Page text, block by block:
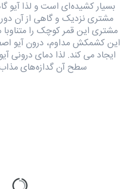
بسیار کشیده‌ای است و لذا آیو
مشتری نزدیک و گاهی از آن
مشتری این قمر کوچک را
این کشمکش مداوم، درون آیو
ایجاد می کند. لذا دمای درونی
سطح آن گدازه‌های